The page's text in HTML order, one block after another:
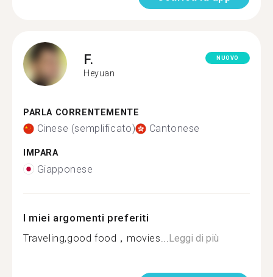
F.
Heyuan
NUOVO
PARLA CORRENTEMENTE
Cinese (semplificato) Cantonese
IMPARA
Giapponese
I miei argomenti preferiti
Traveling,good food，movies... Leggi di più